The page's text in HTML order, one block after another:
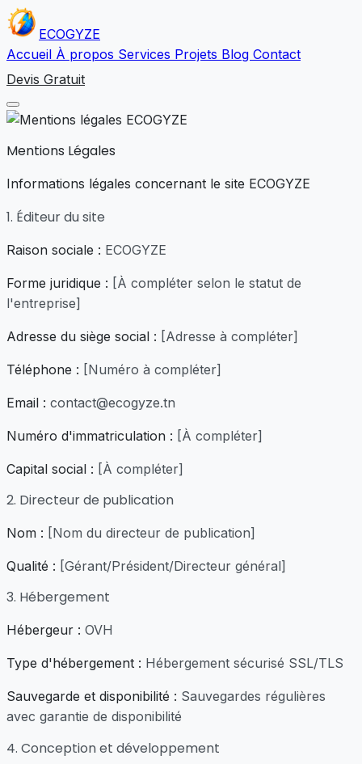
ECOGYZE
Accueil À propos Services Projets Blog Contact
Devis Gratuit
Mentions Légales
Informations légales concernant le site ECOGYZE
1. Éditeur du site
Raison sociale : ECOGYZE
Forme juridique : [À compléter selon le statut de
l'entreprise]
Adresse du siège social : [Adresse à compléter]
Téléphone : [Numéro à compléter]
Email : contact@ecogyze.tn
Numéro d'immatriculation : [À compléter]
Capital social : [À compléter]
2. Directeur de publication
Nom : [Nom du directeur de publication]
Qualité : [Gérant/Président/Directeur général]
3. Hébergement
Hébergeur : OVH
Type d'hébergement : Hébergement sécurisé SSL/TLS
Sauvegarde et disponibilité : Sauvegardes régulières
avec garantie de disponibilité
4. Conception et développement